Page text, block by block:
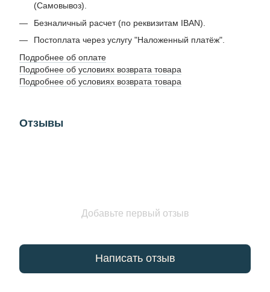
(Самовывоз).
Безналичный расчет (по реквизитам IBAN).
Постоплата через услугу "Наложенный платёж".
Подробнее об оплате
Подробнее об условиях возврата товара
Подробнее об условиях возврата товара
Отзывы
Добавьте первый отзыв
Написать отзыв